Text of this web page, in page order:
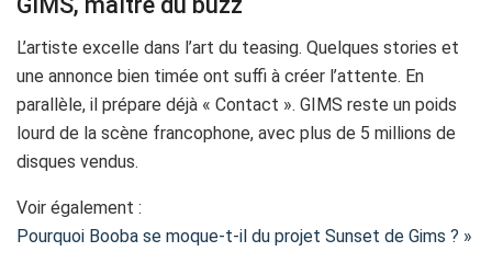
L’artiste excelle dans l’art du teasing. Quelques stories et
une annonce bien timée ont suffi à créer l’attente. En
parallèle, il prépare déjà « Contact ». GIMS reste un poids
lourd de la scène francophone, avec plus de 5 millions de
disques vendus.
Voir également :
Pourquoi Booba se moque-t-il du projet Sunset de Gims ? »